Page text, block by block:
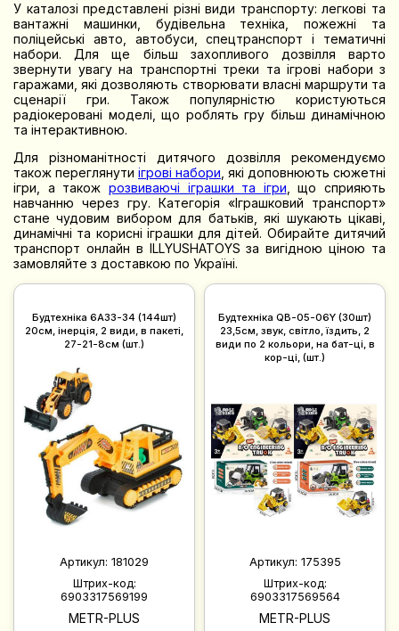
У каталозі представлені різні види транспорту: легкові та
вантажні машинки, будівельна техніка, пожежні та
поліцейські авто, автобуси, спецтранспорт і тематичні
набори. Для ще більш захопливого дозвілля варто
звернути увагу на транспортні треки та ігрові набори з
гаражами, які дозволяють створювати власні маршрути та
сценарії гри. Також популярністю користуються
радіокеровані моделі, що роблять гру більш динамічною
та інтерактивною.
Для різноманітності дитячого дозвілля рекомендуємо
також переглянути ігрові набори , які доповнюють сюжетні
ігри, а також розвиваючі іграшки та ігри , що сприяють
навчанню через гру. Категорія «Іграшковий транспорт»
стане чудовим вибором для батьків, які шукають цікаві,
динамічні та корисні іграшки для дітей. Обирайте дитячий
транспорт онлайн в ILLYUSHATOYS за вигідною ціною та
замовляйте з доставкою по Україні.
Будтехнiка 6A33-34 (144шт)
20см, інерція, 2 види, в пакеті,
27-21-8см (шт.)
Артикул: 181029
Штрих-код:
6903317569199
METR-PLUS
Будтехнiка QB-05-06Y (30шт)
23,5см, звук, світло, їздить, 2
види по 2 кольори, на бат-ці, в
кор-ці, (шт.)
Артикул: 175395
Штрих-код:
6903317569564
METR-PLUS